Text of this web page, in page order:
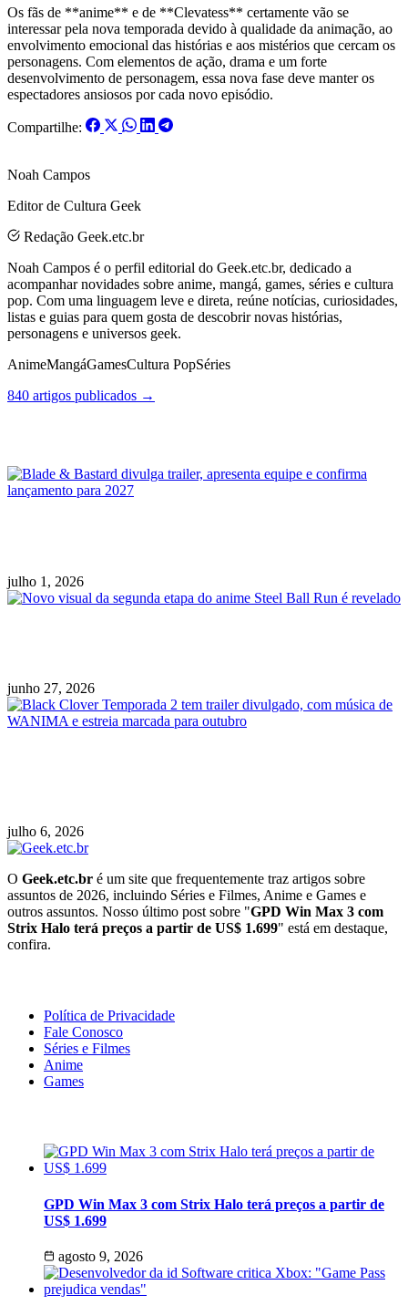
Os fãs de **anime** e de **Clevatess** certamente vão se
interessar pela nova temporada devido à qualidade da animação, ao
envolvimento emocional das histórias e aos mistérios que cercam os
personagens. Com elementos de ação, drama e um forte
desenvolvimento de personagem, essa nova fase deve manter os
espectadores ansiosos por cada novo episódio.
Compartilhe:
Noah Campos
Editor de Cultura Geek
Redação Geek.etc.br
Noah Campos é o perfil editorial do Geek.etc.br, dedicado a
acompanhar novidades sobre anime, mangá, games, séries e cultura
pop. Com uma linguagem leve e direta, reúne notícias, curiosidades,
listas e guias para quem gosta de descobrir novas histórias,
personagens e universos geek.
AnimeMangáGamesCultura PopSéries
840 artigos publicados →
julho 1, 2026
junho 27, 2026
julho 6, 2026
O Geek.etc.br é um site que frequentemente traz artigos sobre
assuntos de 2026, incluindo Séries e Filmes, Anime e Games e
outros assuntos. Nosso último post sobre "GPD Win Max 3 com
Strix Halo terá preços a partir de US$ 1.699" está em destaque,
confira.
Política de Privacidade
Fale Conosco
Séries e Filmes
Anime
Games
GPD Win Max 3 com Strix Halo terá preços a partir de
US$ 1.699
agosto 9, 2026